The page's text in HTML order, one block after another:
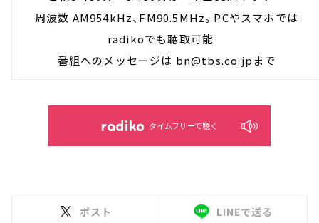
周波数 AM954kHz、FM90.5MHz。PCやスマホでは
radikoでも聴取可能
番組へのメッセージは bn@tbs.co.jpまで
タイムフリーで聴く
ポスト LINEで送る